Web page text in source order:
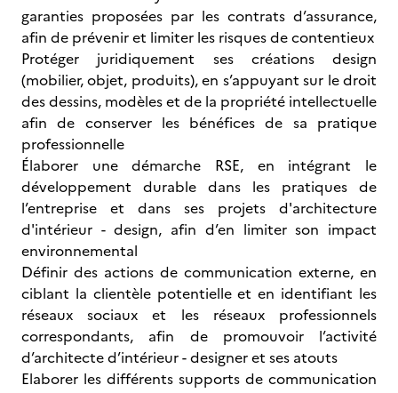
garanties proposées par les contrats d’assurance,
afin de prévenir et limiter les risques de contentieux
Protéger juridiquement ses créations design
(mobilier, objet, produits), en s’appuyant sur le droit
des dessins, modèles et de la propriété intellectuelle
afin de conserver les bénéfices de sa pratique
professionnelle
Élaborer une démarche RSE, en intégrant le
développement durable dans les pratiques de
l’entreprise et dans ses projets d'architecture
d'intérieur - design, afin d’en limiter son impact
environnemental
Définir des actions de communication externe, en
ciblant la clientèle potentielle et en identifiant les
réseaux sociaux et les réseaux professionnels
correspondants, afin de promouvoir l’activité
d’architecte d’intérieur - designer et ses atouts
Elaborer les différents supports de communication